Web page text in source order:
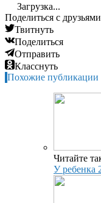
Загрузка...
Поделиться с
Твитнуть
Поделиться
Отправить
Класснуть
Похожие публикации
Читайте
У ребенка